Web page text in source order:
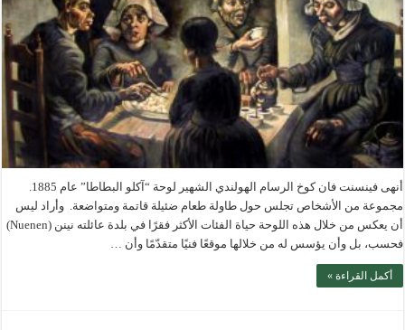
أنهى فينسنت فان كوخ الرسام الهولندي الشهير لوحة “آكلو البطاطا” عام 1885.
مجموعة من الأشخاص تجلس حول طاولة طعام ضئيلة قاتمة ومتواضعة. وأراد ليس
أن يعكس من خلال هذه اللوحة حياة الفئات الأكثر فقرًا في بلدة عائلته نينن (Nuenen)
فحسب، بل وأن يؤسس له من خلالها موقعًا فنيًا متقدّمًا وأن …
أكمل القراءة »